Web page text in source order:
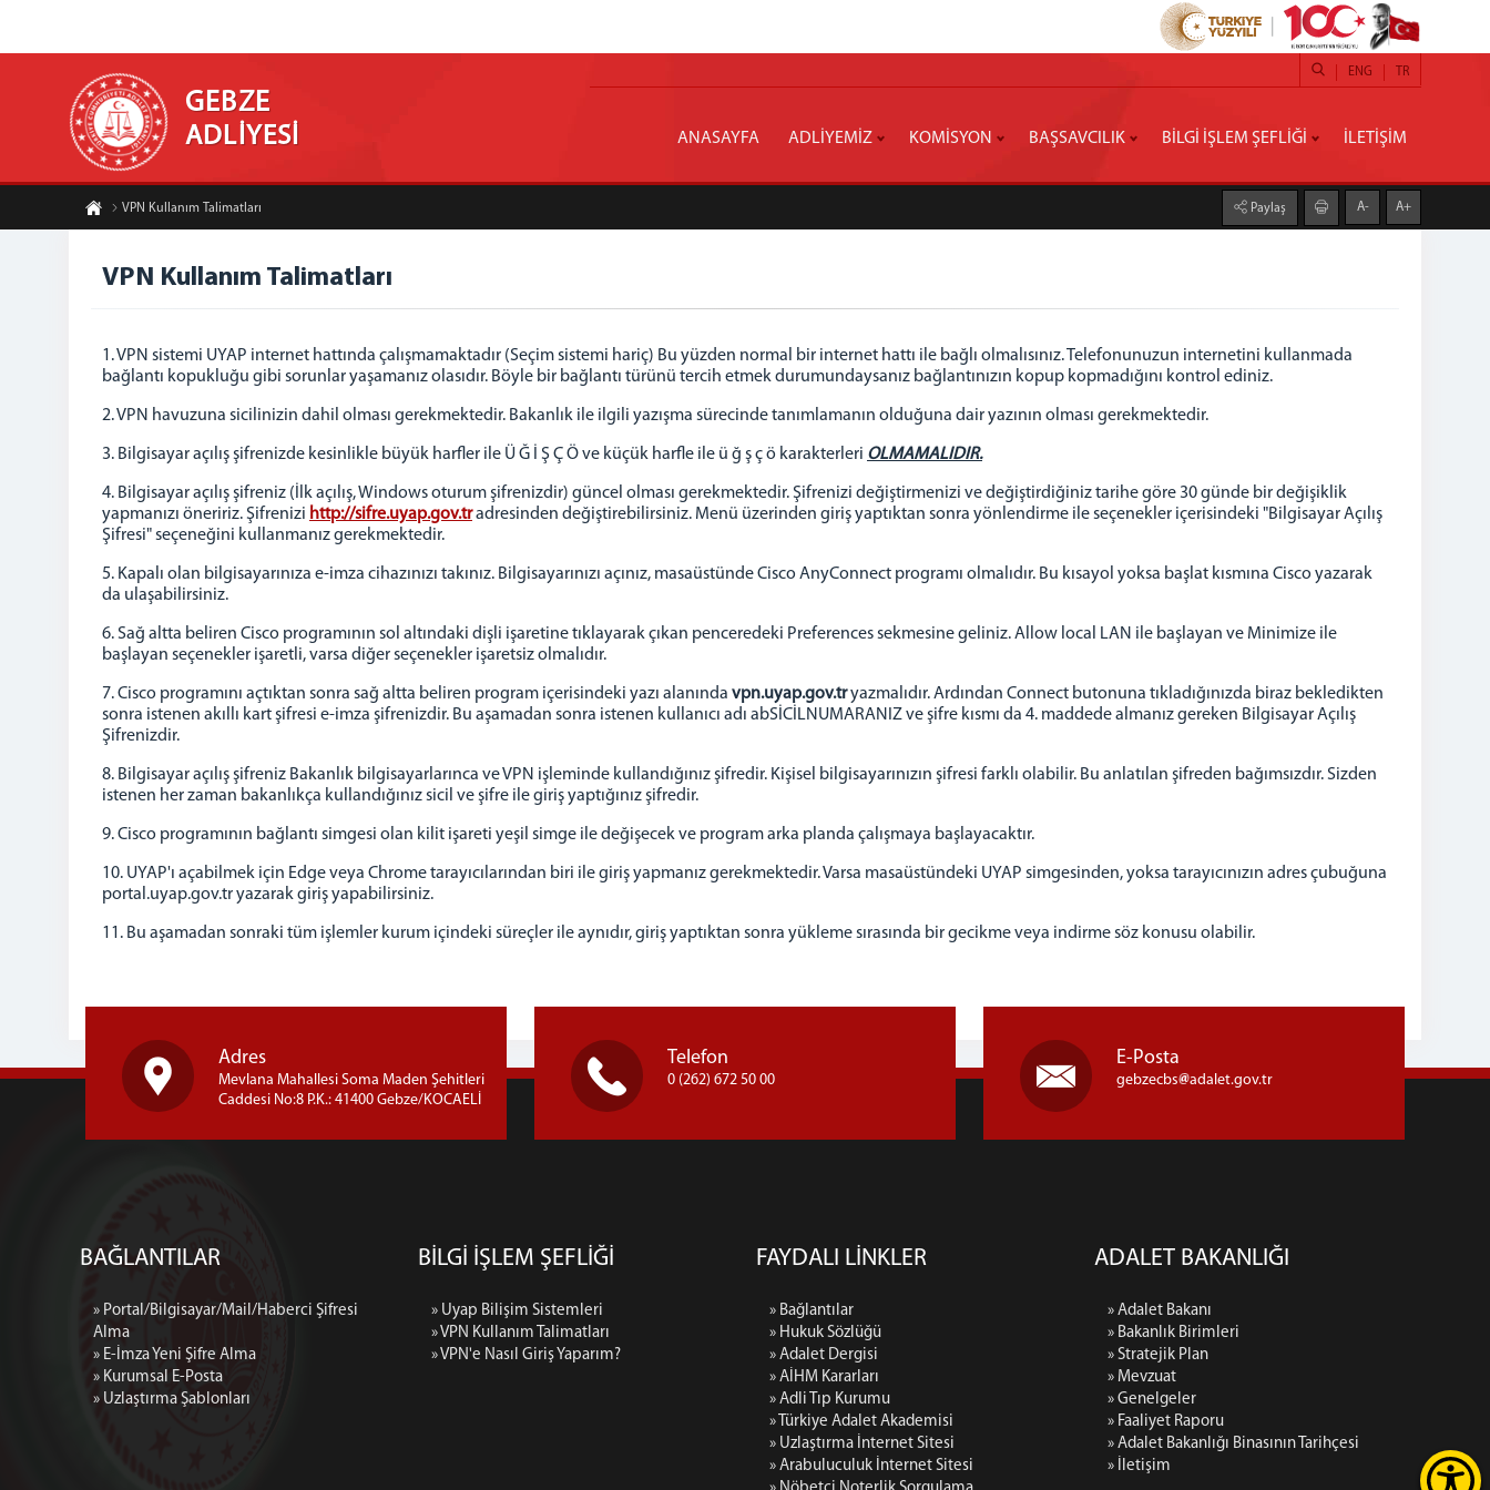
GEBZE
ADLİYESİ
TR
ENG
ANASAYFA ADLİYEMİZ KOMİSYON BAŞSAVCILIK BİLGİ İŞLEM ŞEFLİĞİ İLETİŞİM
VPN Kullanım Talimatları Paylaş A- A+
VPN Kullanım Talimatları
1. VPN sistemi UYAP internet hattında çalışmamaktadır (Seçim sistemi hariç) Bu yüzden normal bir internet hattı ile bağlı olmalısınız. Telefonunuzun internetini kullanmada
bağlantı kopukluğu gibi sorunlar yaşamanız olasıdır. Böyle bir bağlantı türünü tercih etmek durumundaysanız bağlantınızın kopup kopmadığını kontrol ediniz.
2. VPN havuzuna sicilinizin dahil olması gerekmektedir. Bakanlık ile ilgili yazışma sürecinde tanımlamanın olduğuna dair yazının olması gerekmektedir.
3. Bilgisayar açılış şifrenizde kesinlikle büyük harfler ile Ü Ğ İ Ş Ç Ö ve küçük harfle ile ü ğ ş ç ö karakterleri OLMAMALIDIR.
4. Bilgisayar açılış şifreniz (İlk açılış, Windows oturum şifrenizdir) güncel olması gerekmektedir. Şifrenizi değiştirmenizi ve değiştirdiğiniz tarihe göre 30 günde bir değişiklik
yapmanızı öneririz. Şifrenizi http://sifre.uyap.gov.tradresinden değiştirebilirsiniz. Menü üzerinden giriş yaptıktan sonra yönlendirme ile seçenekler içerisindeki "Bilgisayar Açılış
Şifresi" seçeneğini kullanmanız gerekmektedir.
5. Kapalı olan bilgisayarınıza e-imza cihazınızı takınız. Bilgisayarınızı açınız, masaüstünde Cisco AnyConnect programı olmalıdır. Bu kısayol yoksa başlat kısmına Cisco yazarak
da ulaşabilirsiniz.
6. Sağ altta beliren Cisco programının sol altındaki dişli işaretine tıklayarak çıkan penceredeki Preferences sekmesine geliniz. Allow local LAN ile başlayan ve Minimize ile
başlayan seçenekler işaretli, varsa diğer seçenekler işaretsiz olmalıdır.
7. Cisco programını açtıktan sonra sağ altta beliren program içerisindeki yazı alanında vpn.uyap.gov.tryazmalıdır. Ardından Connect butonuna tıkladığınızda biraz bekledikten
sonra istenen akıllı kart şifresi e-imza şifrenizdir. Bu aşamadan sonra istenen kullanıcı adı abSİCİLNUMARANIZ ve şifre kısmı da 4. maddede almanız gereken Bilgisayar Açılış
Şifrenizdir.
8. Bilgisayar açılış şifreniz Bakanlık bilgisayarlarınca ve VPN işleminde kullandığınız şifredir. Kişisel bilgisayarınızın şifresi farklı olabilir. Bu anlatılan şifreden bağımsızdır. Sizden
istenen her zaman bakanlıkça kullandığınız sicil ve şifre ile giriş yaptığınız şifredir.
9. Cisco programının bağlantı simgesi olan kilit işareti yeşil simge ile değişecek ve program arka planda çalışmaya başlayacaktır.
10. UYAP'ı açabilmek için Edge veya Chrome tarayıcılarından biri ile giriş yapmanız gerekmektedir. Varsa masaüstündeki UYAP simgesinden, yoksa tarayıcınızın adres çubuğuna
portal.uyap.gov.tr yazarak giriş yapabilirsiniz.
11. Bu aşamadan sonraki tüm işlemler kurum içindeki süreçler ile aynıdır, giriş yaptıktan sonra yükleme sırasında bir gecikme veya indirme söz konusu olabilir.
Adres
Mevlana Mahallesi Soma Maden Şehitleri
Caddesi No:8 P.K.: 41400 Gebze/KOCAELİ
Telefon
0 (262) 672 50 00
E-Posta
gebzecbs adalet.gov.tr
BAĞLANTILAR
» Portal/Bilgisayar/Mail/Haberci Şifresi
Alma
» E-İmza Yeni Şifre Alma
» Kurumsal E-Posta
» Uzlaştırma Şablonları
BİLGİ İŞLEM ŞEFLİĞİ
» Uyap Bilişim Sistemleri
» VPN Kullanım Talimatları
» VPN'e Nasıl Giriş Yaparım?
FAYDALI LİNKLER
» Bağlantılar
» Hukuk Sözlüğü
» Adalet Dergisi
» AİHM Kararları
» Adli Tıp Kurumu
» Türkiye Adalet Akademisi
» Uzlaştırma İnternet Sitesi
» Arabuluculuk İnternet Sitesi
ADALET BAKANLIĞI
» Adalet Bakanı
» Bakanlık Birimleri
» Stratejik Plan
» Mevzuat
» Genelgeler
» Faaliyet Raporu
» Adalet Bakanlığı Binasının Tarihçesi
» İletişim